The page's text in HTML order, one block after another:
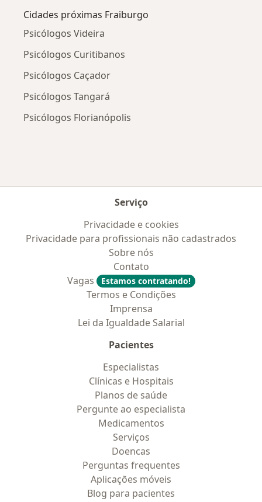
Cidades próximas Fraiburgo
Psicólogos Videira
Psicólogos Curitibanos
Psicólogos Caçador
Psicólogos Tangará
Psicólogos Florianópolis
Serviço
Privacidade e cookies
Privacidade para profissionais não cadastrados
Sobre nós
Contato
Vagas
Estamos contratando!
Termos e Condições
Imprensa
Lei da Igualdade Salarial
Pacientes
Especialistas
Clínicas e Hospitais
Planos de saúde
Pergunte ao especialista
Medicamentos
Serviços
Doencas
Perguntas frequentes
Aplicações móveis
Blog para pacientes